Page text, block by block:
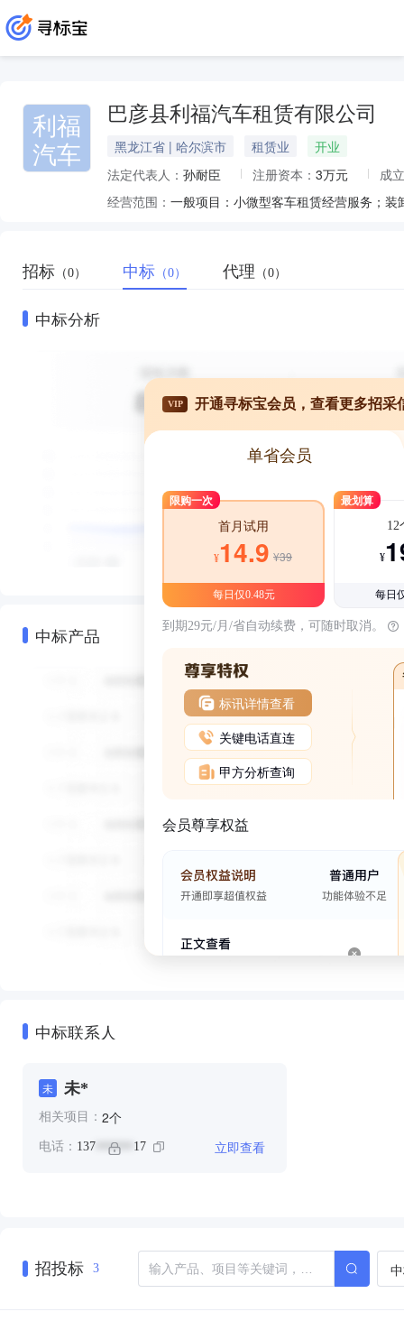
利福
汽车
巴彦县利福汽车租赁有限公司
黑龙江省 | 哈尔滨市 租赁业
开业
法定代表人： 孙耐臣 注册资本： 3万元
成
经营范围： 一般项目：小微型客车租赁经营服务；
招标 （0） 中标 （0） 代理 （0）
中标分析
中标产品
VIP 开通寻标宝会员，查看更多招采
单省会员
限购一次
首月试用
¥14.9 ¥39
每日仅0.48元
最划算
12
¥
每日
到期29元/月/省自动续费，可随时取消。
标讯详情查看
关键电话直连
甲方分析查询
会员尊享权益
中标联系人
未 未*
相关项目： 2个
电话： 137 ****** 17 立即查看
招投标 3